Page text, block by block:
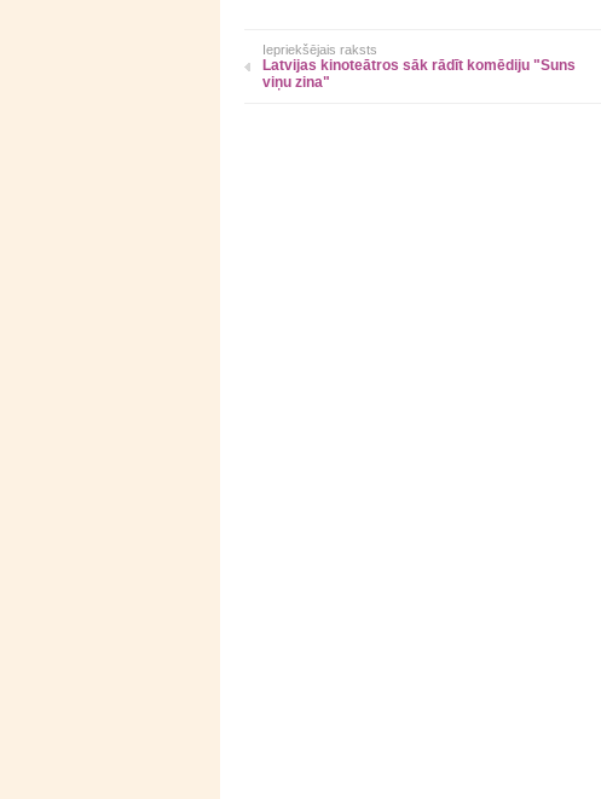
Iepriekšējais raksts
Latvijas kinoteātros sāk rādīt komēdiju "Suns
viņu zina"